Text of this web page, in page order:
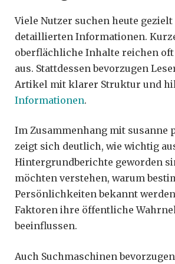
Viele Nutzer suchen heute gezielt
detaillierten Informationen.
oberflächliche Inhalte reichen
aus. Stattdessen bevorzugen
Artikel mit klarer Struktur und
Informationen.
Im Zusammenhang mit susanne
zeigt sich deutlich, wie wichtig
Hintergrundberichte geworden
möchten verstehen, warum
Persönlichkeiten bekannt
Faktoren ihre öffentliche
beeinflussen.
Auch Suchmaschinen